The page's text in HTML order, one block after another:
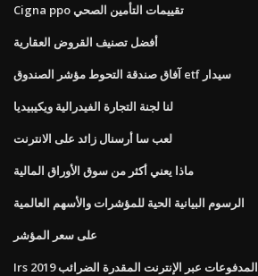
Cigna ppo تقييمات التأمين الصحي
أفضل تصنيف القروض العقارية
آفاق صندقة التحوط مؤشر الصندوق etf سيدار
لنا لجنة التجارة الفيدرالية ويكيبيديا
لعب سا أرسنال زائد على الانترنت
ماذا يعني أكثر من سوق الأوراق المالية
الرسوم البيانية الحية للمؤشرات والأسهم العالمية
على سعر المؤشر
Irs المدفوعات عبر الإنترنت المقدرة الضرائب 2019